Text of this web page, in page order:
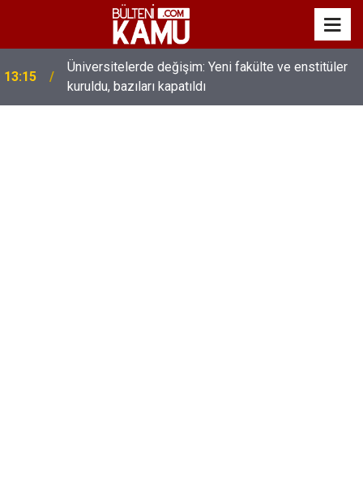
13:00
MEB’de üst düzey değişim: Genel müdürler değişti,
yeni isimler atandı